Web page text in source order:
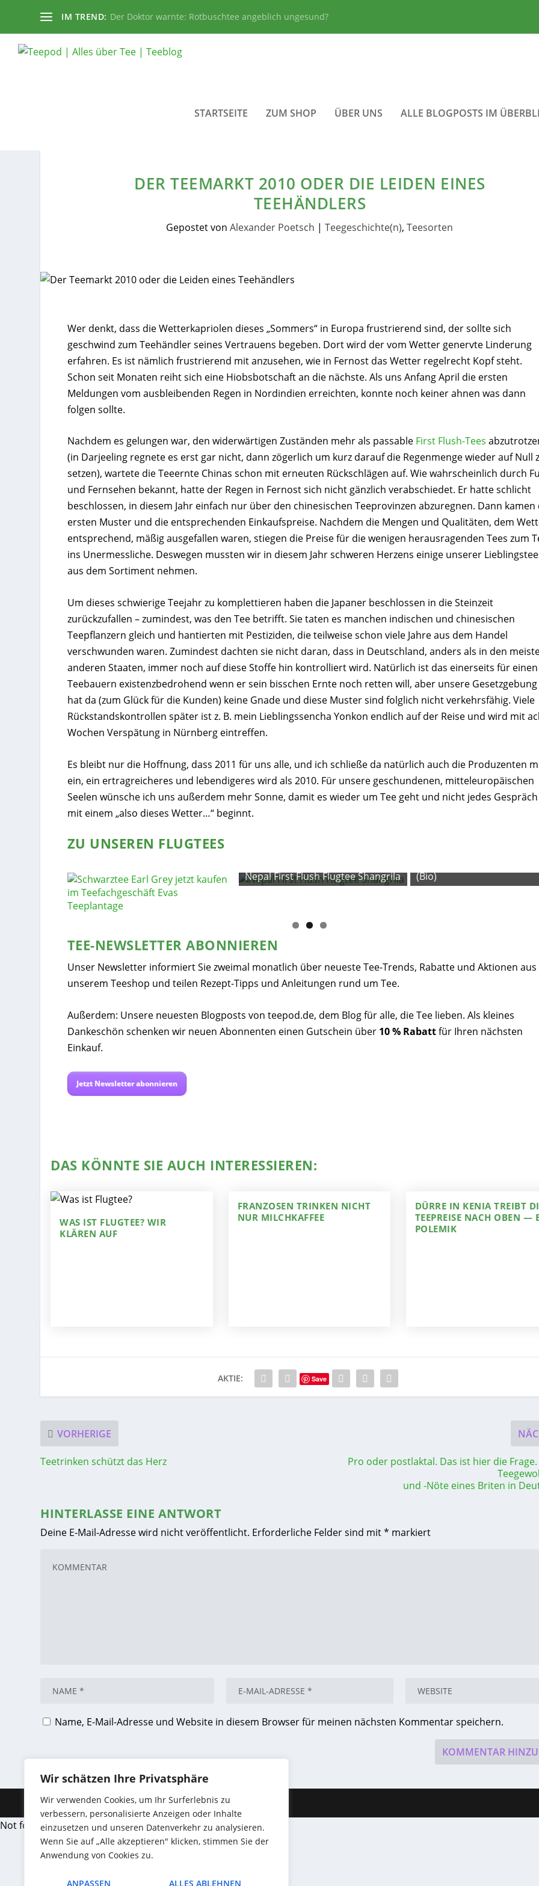
Wir schätzen Ihre Privatsphäre
Wir verwenden Cookies, um Ihr Surferlebnis zu
verbessern, personalisierte Anzeigen oder Inhalte
einzusetzen und unseren Datenverkehr zu analysieren.
Wenn Sie auf „Alle akzeptieren" klicken, stimmen Sie der
Anwendung von Cookies zu.
ANPASSEN ALLES ABLEHNEN
IM TREND: Der Doktor warnte: Rotbuschtee angeblich ungesund?
STARTSEITE ZUM SHOP ÜBER UNS ALLE BLOGPOSTS IM
DER TEEMARKT 2010 ODER DIE LEIDEN EINES
TEEHÄNDLERS
Gepostet vonAlexander Poetsch |Teegeschichte(n),Teesorten
Wer denkt, dass die Wetterkapriolen dieses „Sommers“ in Europa frustrierend sind, der sollte sich
geschwind zum Teehändler seines Vertrauens begeben. Dort wird der vom Wetter genervte Linderung
erfahren. Es ist nämlich frustrierend mit anzusehen, wie in Fernost das Wetter regelrecht Kopf steht.
Schon seit Monaten reiht sich eine Hiobsbotschaft an die nächste. Als uns Anfang April die ersten
Meldungen vom ausbleibenden Regen in Nordindien erreichten, konnte noch keiner ahnen was dann
folgen sollte.
Nachdem es gelungen war, den widerwärtigen Zuständen mehr als passable First Flush-Tees
(in Darjeeling regnete es erst gar nicht, dann zögerlich um kurz darauf die Regenmenge wieder auf Null
setzen), wartete die Teeernte Chinas schon mit erneuten Rückschlägen auf. Wie wahrscheinlich durch
und Fernsehen bekannt, hatte der Regen in Fernost sich nicht gänzlich verabschiedet. Er hatte schlicht
beschlossen, in diesem Jahr einfach nur über den chinesischen Teeprovinzen abzuregnen. Dann kamen
ersten Muster und die entsprechenden Einkaufspreise. Nachdem die Mengen und Qualitäten, dem
entsprechend, mäßig ausgefallen waren, stiegen die Preise für die wenigen herausragenden Tees zum
ins Unermessliche. Deswegen mussten wir in diesem Jahr schweren Herzens einige unserer
aus dem Sortiment nehmen.
Um dieses schwierige Teejahr zu komplettieren haben die Japaner beschlossen in die Steinzeit
zurückzufallen – zumindest, was den Tee betrifft. Sie taten es manchen indischen und chinesischen
Teepflanzern gleich und hantierten mit Pestiziden, die teilweise schon viele Jahre aus dem Handel
verschwunden waren. Zumindest dachten sie nicht daran, dass in Deutschland, anders als in den
anderen Staaten, immer noch auf diese Stoffe hin kontrolliert wird. Natürlich ist das einerseits für einen
Teebauern existenzbedrohend wenn er sein bisschen Ernte noch retten will, aber unsere Gesetzgebung
hat da (zum Glück für die Kunden) keine Gnade und diese Muster sind folglich nicht verkehrsfähig. Viele
Rückstandskontrollen später ist z. B. mein Lieblingssencha Yonkon endlich auf der Reise und wird mit
Wochen Verspätung in Nürnberg eintreffen.
Es bleibt nur die Hoffnung, dass 2011 für uns alle, und ich schließe da natürlich auch die Produzenten
ein, ein ertragreicheres und lebendigeres wird als 2010. Für unsere geschundenen, mitteleuropäischen
Seelen wünsche ich uns außerdem mehr Sonne, damit es wieder um Tee geht und nicht jedes Gespräch
mit einem „also dieses Wetter…“ beginnt.
ZU UNSEREN FLUGTEES
Nepal First Flush Flugtee Shangrila
(Bio)
TEE-NEWSLETTER ABONNIEREN
Unser Newsletter informiert Sie zweimal monatlich über neueste Tee-Trends, Rabatte und Aktionen aus
unserem Teeshop und teilen Rezept-Tipps und Anleitungen rund um Tee.
Außerdem: Unsere neuesten Blogposts von teepod.de, dem Blog für alle, die Tee lieben. Als kleines
Dankeschön schenken wir neuen Abonnenten einen Gutschein über 10 % Rabattfür Ihren nächsten
Einkauf.
Jetzt Newsletter abonnieren
DAS KÖNNTE SIE AUCH INTERESSIEREN:
WAS IST FLUGTEE? WIR
KLÄREN AUF
FRANZOSEN TRINKEN NICHT
NUR MILCHKAFFEE
DÜRRE IN KENIA TREIBT
TEEPREISE NACH OBEN —
POLEMIK
AKTIE: Save
VORHERIGE
Teetrinken schützt das Herz
Pro oder postlaktal. Das ist hier die
und -Nöte eines Briten in
HINTERLASSE EINE ANTWORT
Deine E-Mail-Adresse wird nicht veröffentlicht. Erforderliche Felder sind mit* markiert
Name, E-Mail-Adresse und Website in diesem Browser für meinen nächsten Kommentar speichern.
Entworfen von Elegant Themes| Unterstützt von
Not found